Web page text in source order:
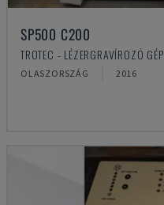
SP500 C200
TROTEC - LÉZERGRAVÍROZÓ GÉP
OLASZORSZÁG 2016